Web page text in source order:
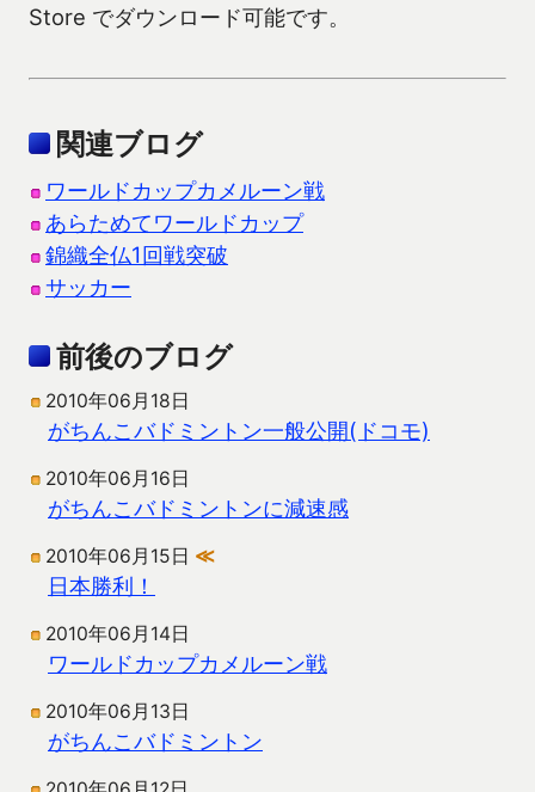
Store でダウンロード可能です。
関連ブログ
ワールドカップカメルーン戦
あらためてワールドカップ
錦織全仏1回戦突破
サッカー
前後のブログ
2010年06月18日
がちんこバドミントン一般公開(ドコモ)
2010年06月16日
がちんこバドミントンに減速感
2010年06月15日 ≪
日本勝利！
2010年06月14日
ワールドカップカメルーン戦
2010年06月13日
がちんこバドミントン